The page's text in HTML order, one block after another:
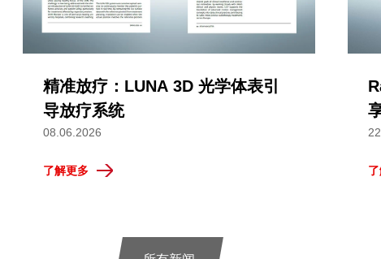
精准放疗：LUNA 3D 光学体表引
导放疗系统
08.06.2026
了解更多